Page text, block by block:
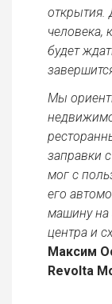
открытия.
человека,
будет
Мы
заправки
мог с
его
машину на
центра и
Максим
Revolta